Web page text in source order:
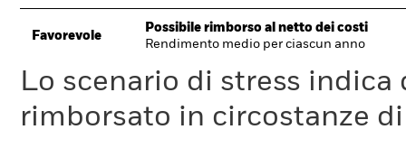
Favorevole
Possibile rimborso al netto dei costi
Rendimento medio per ciascun anno
Lo scenario di stress
rimborsato in circostanze